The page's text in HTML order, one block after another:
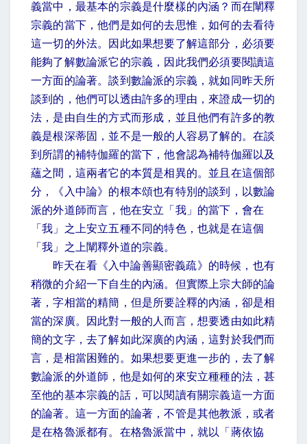
義當中，最基本的宗義是什麼樣的內涵？而在闡釋
宗義的當下，他們是如何的去思惟，如何的去看待
這一切的外法。因此如果想要了解這部分，必須要
能夠了解數論派它的宗義，因此我們必須要閱讀這
一方面的論著。談到數論派的宗義，就如同昨天所
談到的，他們可以透由許多的理由，來證成一切的
法，是由自生的方式而形成，並且他們有許多的教
義是根深蒂固，並不是一般的人容易了解的。在談
到所謂的補特伽羅的當下，他會認為補特伽羅以及
蘊之間，這兩者它的本質是相異的。並且在這個部
分，《入中論》的根本頌也有特別的談到，以數論
派的外道師而言，他在安立「我」的當下，會在
「我」之上安立五種不同的特色，也就是在這個
「我」之上闡釋外道的宗義。
昨天在看《入中論善顯密義疏》的時候，也有
稍微的介紹一下自生的內涵。但實際上宗大師的論
著，字相當的精簡，但是所要詮釋的內涵，卻是相
當的深廣。因此對一般的人而言，想要透由如此精
簡的文字，去了解如此深廣的內涵，這對於我們而
言，是相當困難的。如果想要更進一步的，去了解
數論派的外道師，他是如何的來安立種種的法，甚
至他的基本宗義的話，可以閱讀有關宗義這一方面
的論著。這一方面的論著，不管是其他教派，或者
是在格魯派都有。在格魯派當中，就以「蔣依協